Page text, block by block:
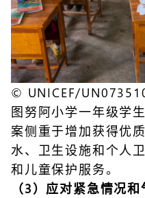
© UNICEF/
图努阿小学一年级学
案侧重于增加获得优
水、卫生设施和个人
和儿童保护服务。
（3）应对紧急情况